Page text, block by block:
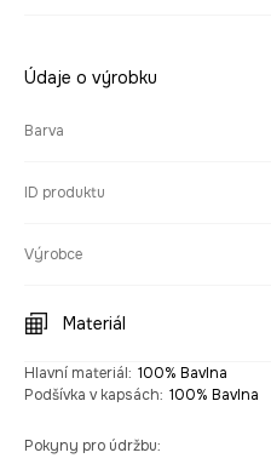
Údaje o výrobku
Barva
ID produktu
Výrobce
Materiál
Hlavní materiál: 100% Bavlna
Podšívka v kapsách: 100% Bavlna
Pokyny pro údržbu: